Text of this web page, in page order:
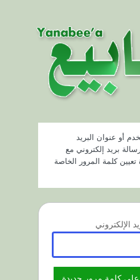
أو عنوان البريد
بريد إلكتروني مع
كلمة المرور الخاصة
الإلكتروني